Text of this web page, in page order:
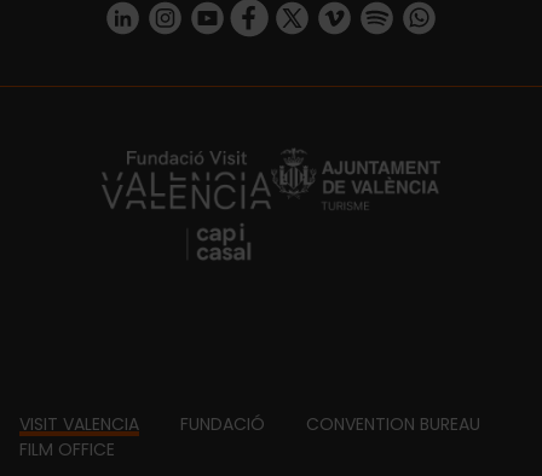
https://www.linkedin.com/company/turismo-valencia/mycompany/
https://www.instagram.com/visit_valencia/
https://www.youtube.com/user/
https://www.facebook.com/
https://twitter.com/
https://vimeo.com/
https://https://api.whatsapp.com/
https://fundacion.visitvalencia.com/
Footer
VISIT VALENCIA FUNDACIÓ
CONVENTION BUREAU
FILM OFFICE